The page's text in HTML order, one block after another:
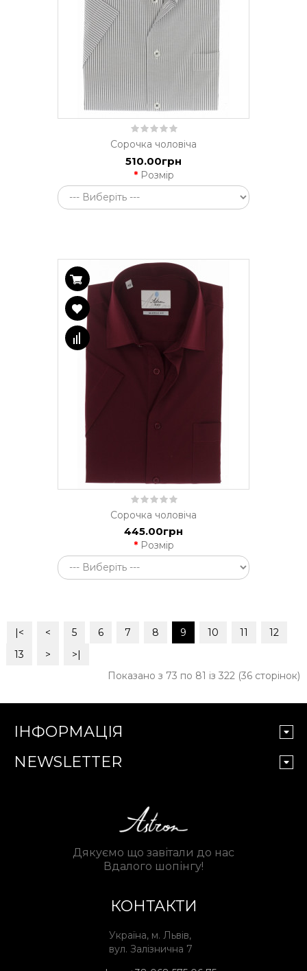
Сорочка чоловіча
510.00грн
Розмір
Сорочка чоловіча
445.00грн
Розмір
|< < 5 6 7 8 9 10 11
12
13
>
>|
Показано з 73 по 81 із 322 (36 сторінок)
ІНФОРМАЦІЯ
Дякуємо що завітали до нас
Вдалого шопінгу!
NEWSLETTER
КОНТАКТИ
Україна, м. Львів,
вул. Залізнична 7